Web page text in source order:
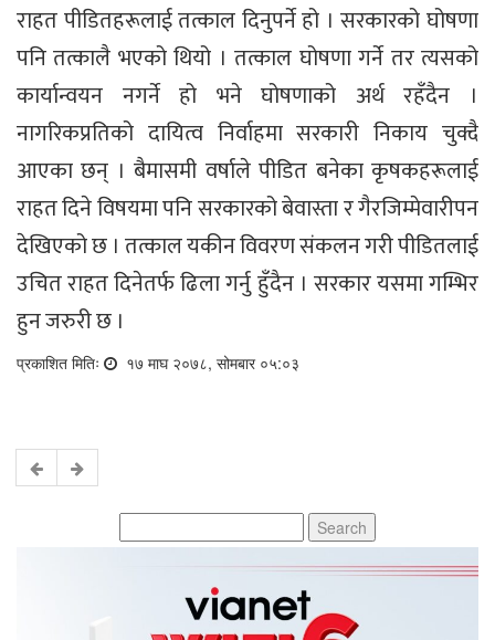
राहत पीडितहरूलाई तत्काल दिनुपर्ने हो । सरकारको घोषणा
पनि तत्कालै भएको थियो । तत्काल घोषणा गर्ने तर त्यसको
कार्यान्वयन नगर्ने हो भने घोषणाको अर्थ रहँदैन ।
नागरिकप्रतिको दायित्व निर्वाहमा सरकारी निकाय चुक्दै
आएका छन् । बैमासमी वर्षाले पीडित बनेका कृषकहरूलाई
राहत दिने विषयमा पनि सरकारको बेवास्ता र गैरजिम्मेवारीपन
देखिएको छ । तत्काल यकीन विवरण संकलन गरी पीडितलाई
उचित राहत दिनेतर्फ ढिला गर्नु हुँदैन । सरकार यसमा गम्भिर
हुन जरुरी छ ।
प्रकाशित मितिः १७ माघ २०७८, सोमबार ०५:०३
for: